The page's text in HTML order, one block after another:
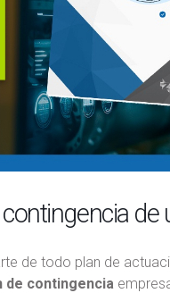
de todo plan de
de contingencia